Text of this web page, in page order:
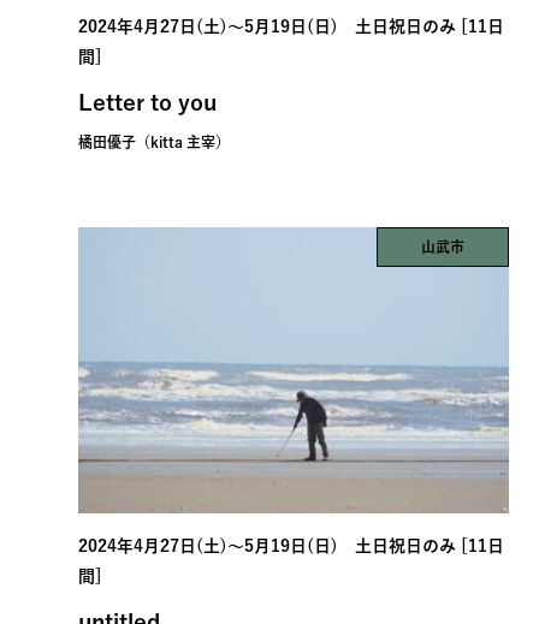
2024年4月27日(土)〜5月19日(日) 土日祝日のみ [11日
間]
Letter to you
橘田優子（kitta 主宰）
山武市
2024年4月27日(土)〜5月19日(日) 土日祝日のみ [11日
間]